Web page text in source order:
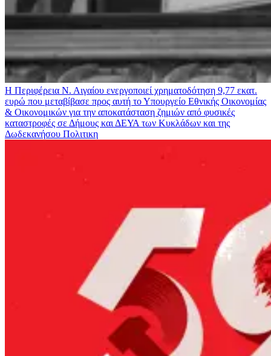
Η Περιφέρεια Ν. Αιγαίου ενεργοποιεί χρηματοδότηση 9,77 εκατ.
ευρώ που μεταβίβασε προς αυτή το Υπουργείο Εθνικής Οικονομίας
& Οικονομικών για την αποκατάσταση ζημιών από φυσικές
καταστροφές σε Δήμους και ΔΕΥΑ των Κυκλάδων και της
Δωδεκανήσου Πολιτικη